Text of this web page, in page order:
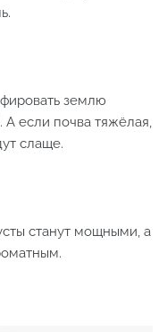
землю
А если почва тяжёлая,
слаще.
станут мощными, а